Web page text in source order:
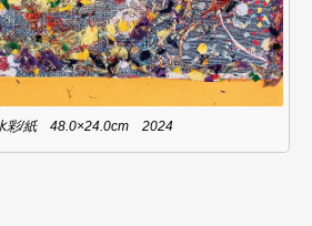
彩/紙 48.0×24.0cm 2024